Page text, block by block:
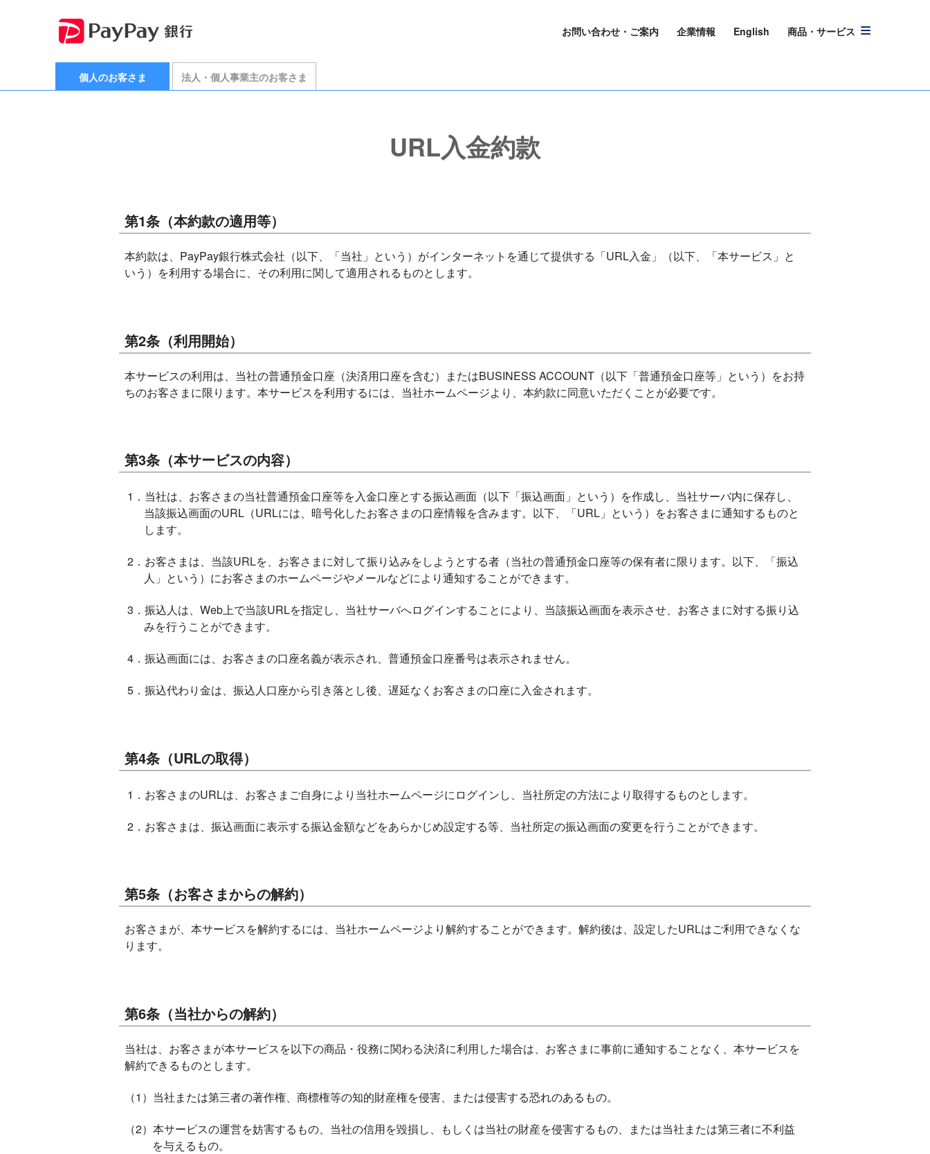
お問い合わせ・ご案内 企業情報 English 商品・サービス
個人のお客さま 法人・個人事業主のお客さま
URL入金約款
第1条（本約款の適用等）
本約款は、PayPay銀行株式会社（以下、「当社」という）がインターネットを通じて提供する「URL入金」（以下、「本サービス」と
いう）を利用する場合に、その利用に関して適用されるものとします。
第2条（利用開始）
本サービスの利用は、当社の普通預金口座（決済用口座を含む）またはBUSINESS ACCOUNT（以下「普通預金口座等」という）をお持
ちのお客さまに限ります。本サービスを利用するには、当社ホームページより、本約款に同意いただくことが必要です。
第3条（本サービスの内容）
1．当社は、お客さまの当社普通預金口座等を入金口座とする振込画面（以下「振込画面」という）を作成し、当社サーバ内に保存し、
当該振込画面のURL（URLには、暗号化したお客さまの口座情報を含みます。以下、「URL」という）をお客さまに通知するものと
します。
2．お客さまは、当該URLを、お客さまに対して振り込みをしようとする者（当社の普通預金口座等の保有者に限ります。以下、「振込
人」という）にお客さまのホームページやメールなどにより通知することができます。
3．振込人は、Web上で当該URLを指定し、当社サーバへログインすることにより、当該振込画面を表示させ、お客さまに対する振り込
みを行うことができます。
4．振込画面には、お客さまの口座名義が表示され、普通預金口座番号は表示されません。
5．振込代わり金は、振込人口座から引き落とし後、遅延なくお客さまの口座に入金されます。
第4条（URLの取得）
1．お客さまのURLは、お客さまご自身により当社ホームページにログインし、当社所定の方法により取得するものとします。
2．お客さまは、振込画面に表示する振込金額などをあらかじめ設定する等、当社所定の振込画面の変更を行うことができます。
第5条（お客さまからの解約）
お客さまが、本サービスを解約するには、当社ホームページより解約することができます。解約後は、設定したURLはご利用できなくな
ります。
第6条（当社からの解約）
当社は、お客さまが本サービスを以下の商品・役務に関わる決済に利用した場合は、お客さまに事前に通知することなく、本サービスを
解約できるものとします。
（1）当社または第三者の著作権、商標権等の知的財産権を侵害、または侵害する恐れのあるもの。
（2）本サービスの運営を妨害するもの、当社の信用を毀損し、もしくは当社の財産を侵害するもの、または当社または第三者に不利益
を与えるもの。